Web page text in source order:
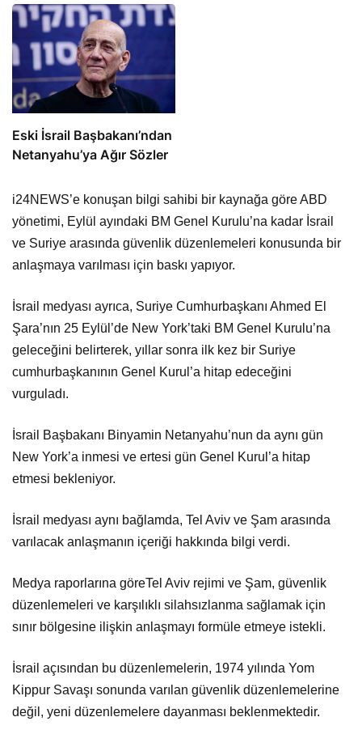
Eski İsrail Başbakanı’ndan
Netanyahu’ya Ağır Sözler
i24NEWS’e konuşan bilgi sahibi bir kaynağa göre ABD
yönetimi, Eylül ayındaki BM Genel Kurulu’na kadar İsrail
ve Suriye arasında güvenlik düzenlemeleri konusunda bir
anlaşmaya varılması için baskı yapıyor.
İsrail medyası ayrıca, Suriye Cumhurbaşkanı Ahmed El
Şara’nın 25 Eylül’de New York’taki BM Genel Kurulu’na
geleceğini belirterek, yıllar sonra ilk kez bir Suriye
cumhurbaşkanının Genel Kurul’a hitap edeceğini
vurguladı.
İsrail Başbakanı Binyamin Netanyahu’nun da aynı gün
New York’a inmesi ve ertesi gün Genel Kurul’a hitap
etmesi bekleniyor.
İsrail medyası aynı bağlamda, Tel Aviv ve Şam arasında
varılacak anlaşmanın içeriği hakkında bilgi verdi.
Medya raporlarına göreTel Aviv rejimi ve Şam, güvenlik
düzenlemeleri ve karşılıklı silahsızlanma sağlamak için
sınır bölgesine ilişkin anlaşmayı formüle etmeye istekli.
İsrail açısından bu düzenlemelerin, 1974 yılında Yom
Kippur Savaşı sonunda varılan güvenlik düzenlemelerine
değil, yeni düzenlemelere dayanması beklenmektedir.